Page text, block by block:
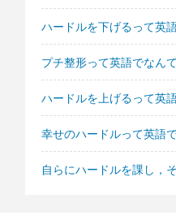
ハードルを下げるって英
プチ整形って英語でなん
ハードルを上げるって英
幸せのハードルって英語
自らにハードルを課し，